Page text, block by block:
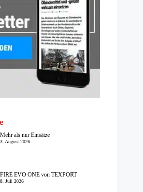
Mehr als nur Einsätze
3. August 2026
FIRE EVO ONE von TEXPORT
8. Juli 2026